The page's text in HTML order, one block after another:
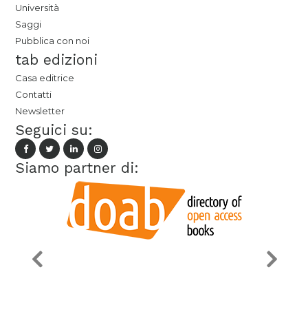
Università
Saggi
Pubblica con noi
tab edizioni
Casa editrice
Contatti
Newsletter
Seguici su:
Siamo partner di: